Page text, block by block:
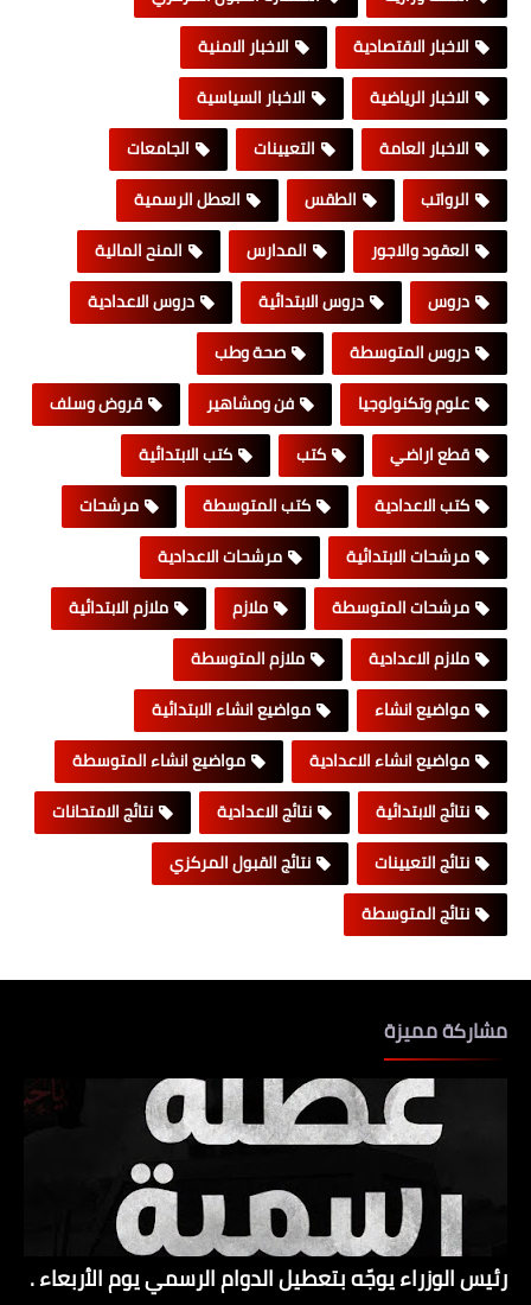
الاخبار الاقتصادية
الاخبار الامنية
الاخبار الرياضية
الاخبار السياسية
الاخبار العامة
التعيينات
الجامعات
الرواتب
الطقس
العطل الرسمية
العقود والاجور
المدارس
المنح المالية
دروس
دروس الابتدائية
دروس الاعدادية
دروس المتوسطة
صحة وطب
علوم وتكنولوجيا
فن ومشاهير
قروض وسلف
قطع اراضي
كتب
كتب الابتدائية
كتب الاعدادية
كتب المتوسطة
مرشحات
مرشحات الابتدائية
مرشحات الاعدادية
مرشحات المتوسطة
ملازم
ملازم الابتدائية
ملازم الاعدادية
ملازم المتوسطة
مواضيع انشاء
مواضيع انشاء الابتدائية
مواضيع انشاء الاعدادية
مواضيع انشاء المتوسطة
نتائج الابتدائية
نتائج الاعدادية
نتائج الامتحانات
نتائج التعيينات
نتائج القبول المركزي
نتائج المتوسطة
مشاركة مميزة
رئيس الوزراء يوجّه بتعطيل الدوام الرسمي يوم الأربعاء .